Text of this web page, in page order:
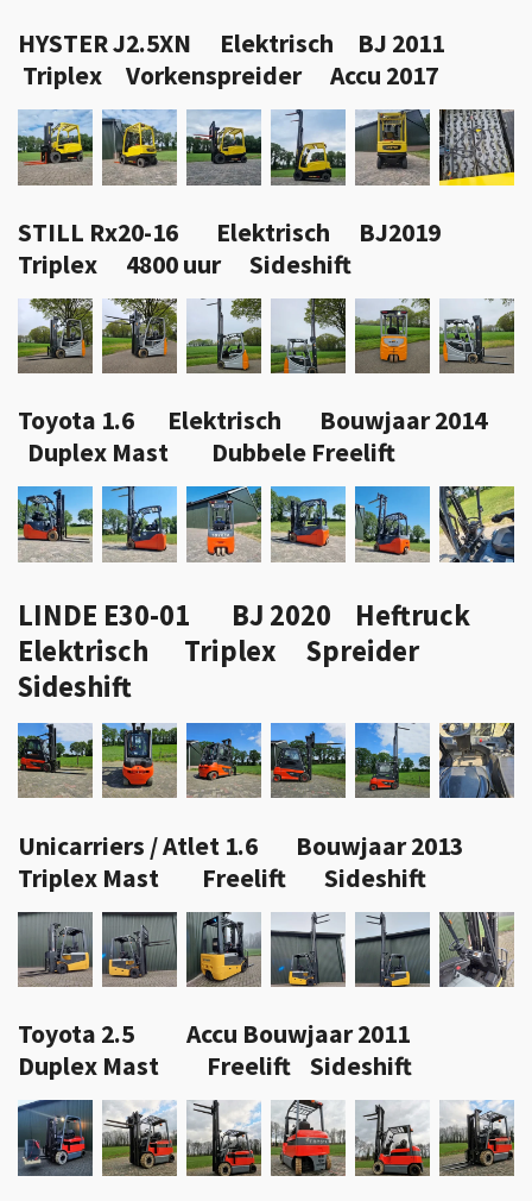
HYSTER J2.5XN Elektrisch BJ 2011
Triplex Vorkenspreider Accu 2017
STILL Rx20-16 Elektrisch BJ2019
Triplex 4800 uur Sideshift
Toyota 1.6 Elektrisch Bouwjaar 2014
Duplex Mast Dubbele Freelift
LINDE E30-01 BJ 2020 Heftruck
Elektrisch Triplex Spreider
Sideshift
Unicarriers / Atlet 1.6 Bouwjaar 2013
Triplex Mast Freelift Sideshift
Toyota 2.5 Accu Bouwjaar 2011
Duplex Mast Freelift Sideshift